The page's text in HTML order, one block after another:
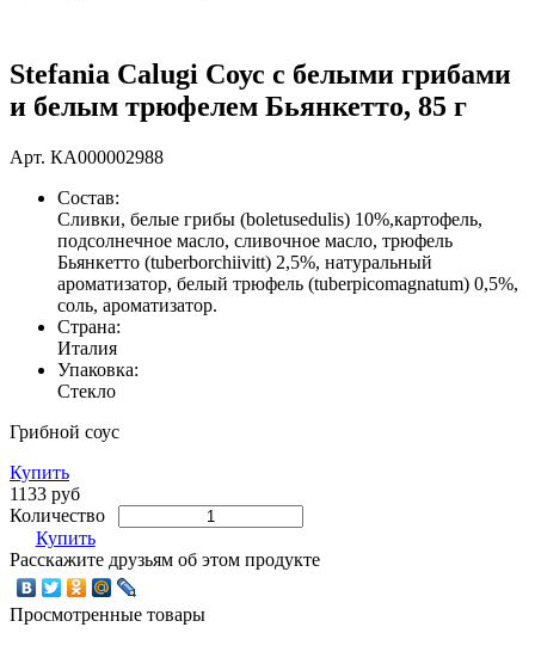
Stefania Calugi Соус с белыми грибами
и белым трюфелем Бьянкетто, 85 г
Арт. КА000002988
Состав:
Сливки, белые грибы (boletusedulis) 10%,картофель,
подсолнечное масло, сливочное масло, трюфель
Бьянкетто (tuberborchiivitt) 2,5%, натуральный
ароматизатор, белый трюфель (tuberpicomagnatum) 0,5%,
соль, ароматизатор.
Страна:
Италия
Упаковка:
Стекло
Грибной соус
Купить
1133 руб
Количество
Купить
Расскажите друзьям об этом продукте
Просмотренные товары